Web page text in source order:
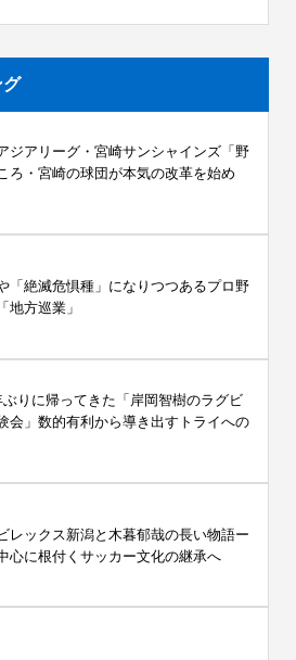
グ
ジアリーグ・宮崎サンシャインズ「野
ろ・宮崎の球団が本気の改革を始め
「絶滅危惧種」になりつつあるプロ野
地方巡業」
ぶりに帰ってきた「岸岡智樹のラグビ
会」数的有利から導き出すトライへの
レックス新潟と木暮郁哉の長い物語ー
心に根付くサッカー文化の継承へ